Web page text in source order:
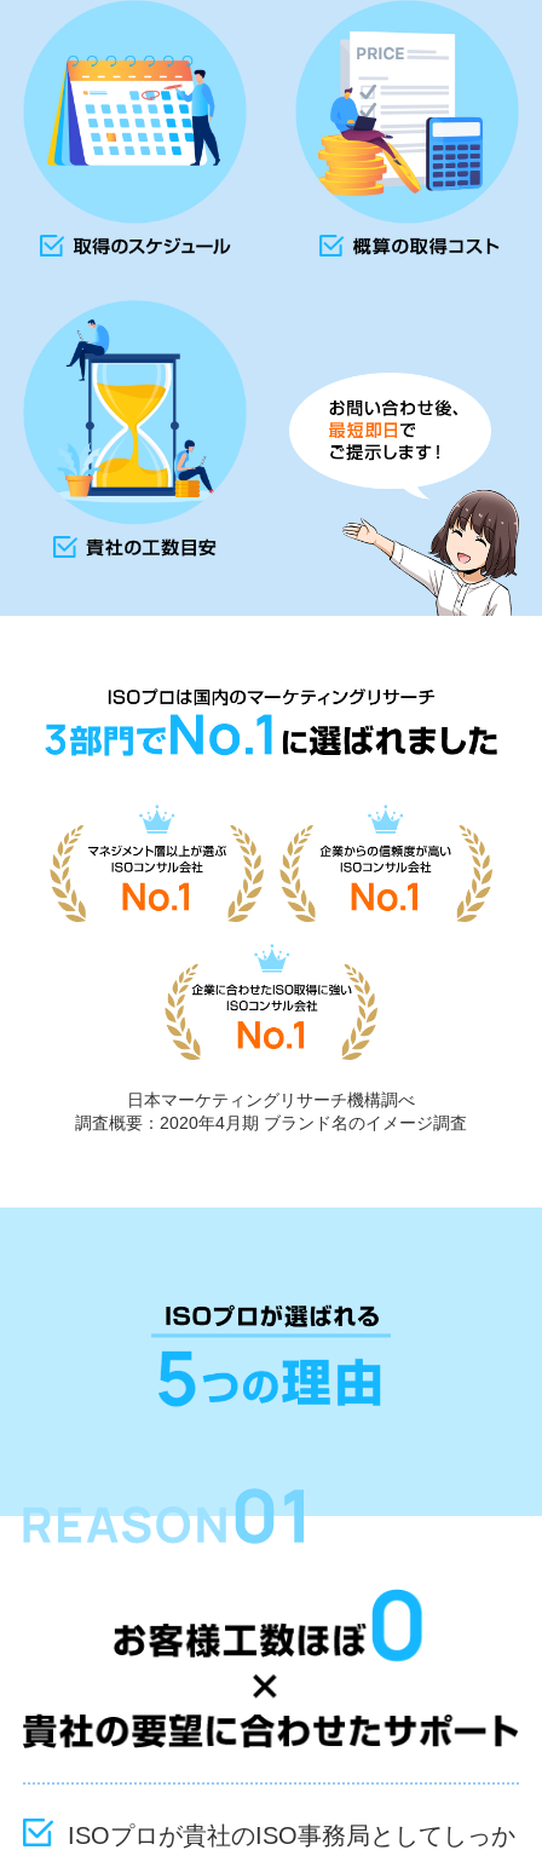
日本マーケティングリサーチ機構調べ
調査概要：2020年4月期 ブランド名のイメージ調査
ISOプロが貴社のISO事務局としてしっか